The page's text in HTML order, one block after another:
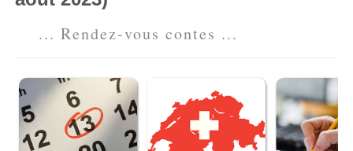
... Rendez-vous contes ...